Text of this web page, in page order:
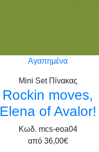
Αγαπημένα
Mini Set Πίνακας
Rockin moves,
Elena of Avalor!
Κωδ. mcs-eoa04
από 36,00€